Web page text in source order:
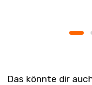
Das könnte dir